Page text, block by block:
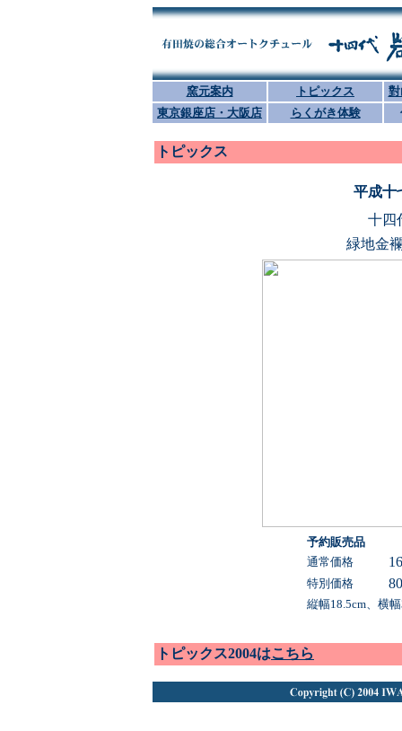
窯元案内 トピックス
東京銀座店・大阪店
らくがき体験
トピックス
平成十
十四
緑地金
予約販売品
通常価格
特別価格
縦幅18.5cm、横
トピックス2004はこちら